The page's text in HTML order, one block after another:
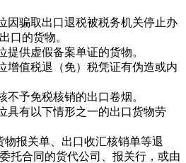
骗取出口退税被税务机关停止办
口的货物。
供虚假备案单证的货物。
值税退（免）税凭证有伪造或内
予免税核销的出口卷烟。
有以下情形之一的出口货物劳
报关单、出口收汇核销单等退
托合同的货代公司、报关行，或由